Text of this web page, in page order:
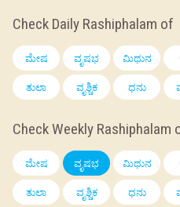
Check Daily Rashiphalam of
ಮೇಷ ವೃಷಭ ಮಿಥುನ
ತುಲಾ ವೃಶ್ಚಿಕ ಧನು
Check Weekly Rashiphalam
ಮೇಷ ವೃಷಭ ಮಿಥುನ
ತುಲಾ ವೃಶ್ಚಿಕ ಧನು